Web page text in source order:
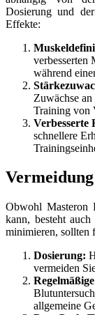
Dosierung und
Effekte:
verbesserten
während
Zuwächse
Training von
Verbesserte
schnellere
Obwohl Masteron
kann, besteht
minimieren, sollten
Dosierung:
vermeiden
allgemeine